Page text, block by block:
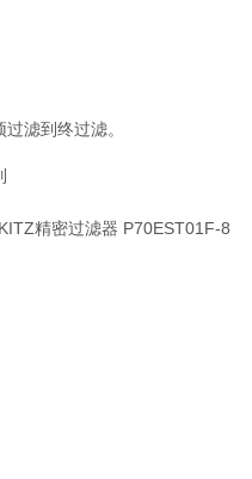
滤到终过滤。